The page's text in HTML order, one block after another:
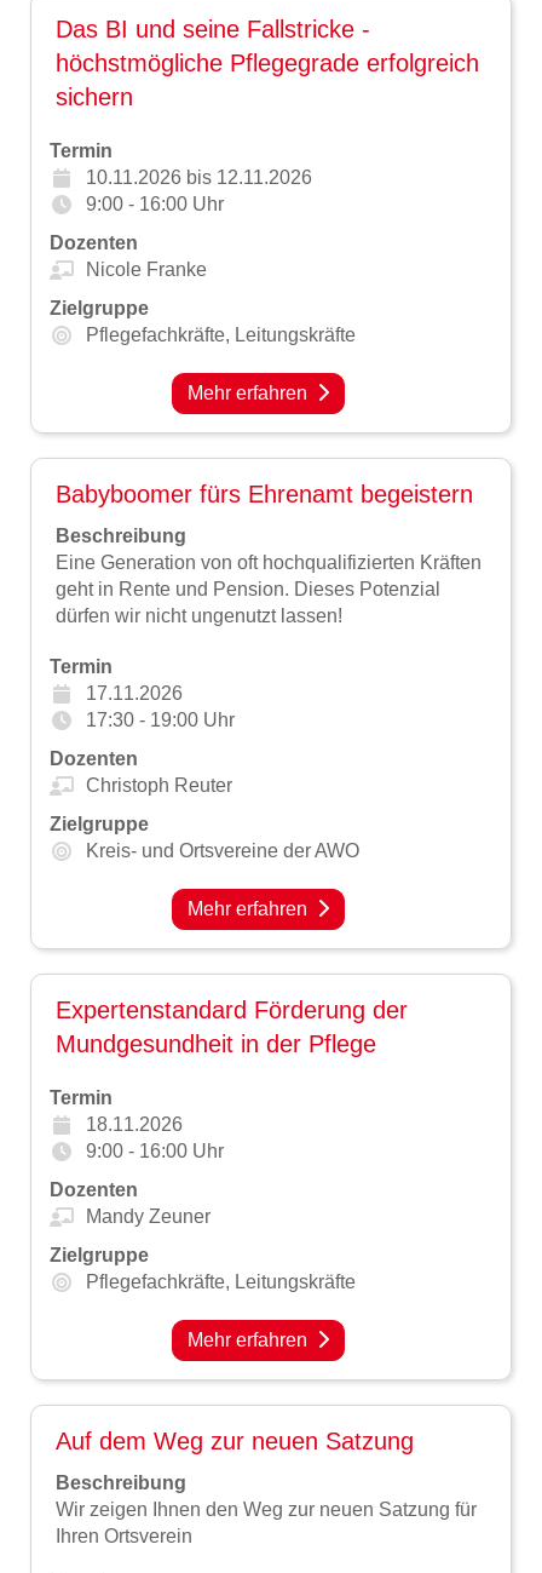
Das BI und seine Fallstricke -
höchstmögliche Pflegegrade erfolgreich
sichern
Termin
10.11.2026 bis 12.11.2026
9:00 - 16:00 Uhr
Dozenten
Nicole Franke
Zielgruppe
Pflegefachkräfte, Leitungskräfte
Mehr erfahren
Babyboomer fürs Ehrenamt begeistern
Beschreibung
Eine Generation von oft hochqualifizierten Kräften
geht in Rente und Pension. Dieses Potenzial
dürfen wir nicht ungenutzt lassen!
Termin
17.11.2026
17:30 - 19:00 Uhr
Dozenten
Christoph Reuter
Zielgruppe
Kreis- und Ortsvereine der AWO
Mehr erfahren
Expertenstandard Förderung der
Mundgesundheit in der Pflege
Termin
18.11.2026
9:00 - 16:00 Uhr
Dozenten
Mandy Zeuner
Zielgruppe
Pflegefachkräfte, Leitungskräfte
Mehr erfahren
Auf dem Weg zur neuen Satzung
Beschreibung
Wir zeigen Ihnen den Weg zur neuen Satzung für
Ihren Ortsverein